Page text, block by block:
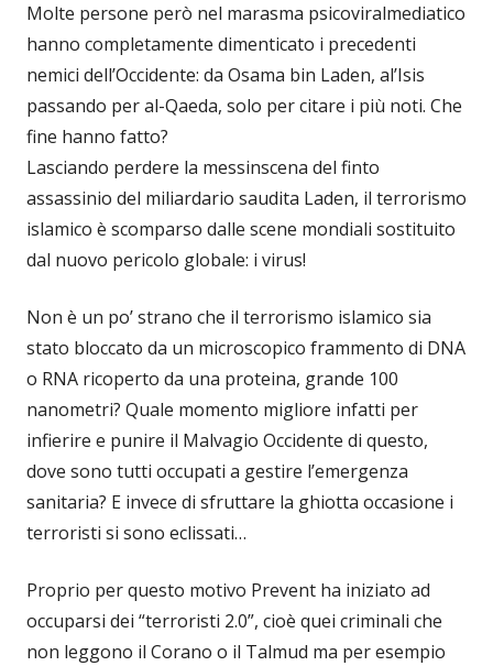
Molte persone però nel marasma psicoviralmediatico
hanno completamente dimenticato i precedenti
nemici dell’Occidente: da Osama bin Laden, al’Isis
passando per al-Qaeda, solo per citare i più noti. Che
fine hanno fatto?
Lasciando perdere la messinscena del finto
assassinio del miliardario saudita Laden, il terrorismo
islamico è scomparso dalle scene mondiali sostituito
dal nuovo pericolo globale: i virus!
Non è un po’ strano che il terrorismo islamico sia
stato bloccato da un microscopico frammento di DNA
o RNA ricoperto da una proteina, grande 100
nanometri? Quale momento migliore infatti per
infierire e punire il Malvagio Occidente di questo,
dove sono tutti occupati a gestire l’emergenza
sanitaria? E invece di sfruttare la ghiotta occasione i
terroristi si sono eclissati…
Proprio per questo motivo Prevent ha iniziato ad
occuparsi dei “terroristi 2.0”, cioè quei criminali che
non leggono il Corano o il Talmud ma per esempio